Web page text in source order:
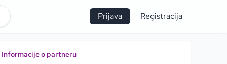
Prijava Registracija
Informacije o partneru